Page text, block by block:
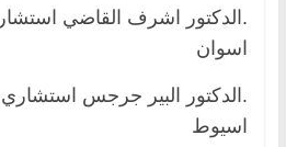
.الدكتور اشرف القاضي
اسوان
.الدكتور البير جرجس استشاري
اسيوط